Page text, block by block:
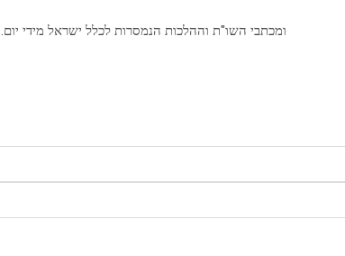
ומכתבי השו"ת וההלכות הנמסרות לכלל ישראל מידי יום.